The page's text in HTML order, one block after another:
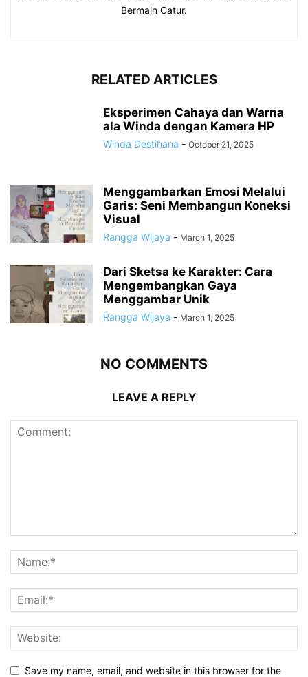
Bermain Catur.
RELATED ARTICLES
Eksperimen Cahaya dan Warna
ala Winda dengan Kamera HP
Winda Destihana - October 21, 2025
Menggambarkan Emosi Melalui
Garis: Seni Membangun Koneksi
Visual
Rangga Wijaya - March 1, 2025
Dari Sketsa ke Karakter: Cara
Mengembangkan Gaya
Menggambar Unik
Rangga Wijaya - March 1, 2025
NO COMMENTS
LEAVE A REPLY
Save my name, email, and website in this browser for the